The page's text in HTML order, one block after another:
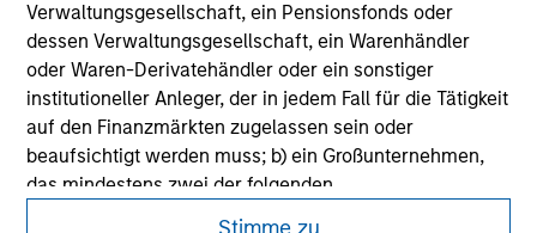
Verwaltungsgesellschaft, ein Pensionsfonds oder
dessen Verwaltungsgesellschaft, ein Warenhändler
oder Waren-Derivatehändler oder ein sonstiger
institutioneller Anleger, der in jedem Fall für die Tätigkeit
auf den Finanzmärkten zugelassen sein oder
beaufsichtigt werden muss; b) ein Großunternehmen,
das mindestens zwei der folgenden
Größenanforderungen auf Unternehmensbasis erfüllt: (i)